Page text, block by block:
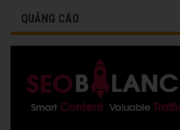
QUẢNG CÁO